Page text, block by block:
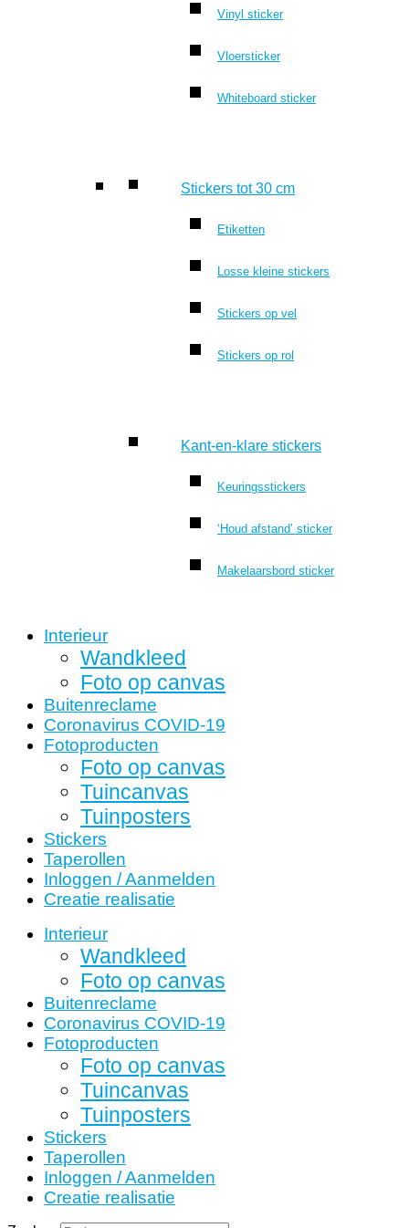
Vinyl sticker
Vloersticker
Whiteboard sticker
Stickers tot 30 cm
Etiketten
Losse kleine stickers
Stickers op vel
Stickers op rol
Kant-en-klare stickers
Keuringsstickers
‘Houd afstand’ sticker
Makelaarsbord sticker
Interieur
Wandkleed
Foto op canvas
Buitenreclame
Coronavirus COVID-19
Fotoproducten
Foto op canvas
Tuincanvas
Tuinposters
Stickers
Taperollen
Inloggen / Aanmelden
Creatie realisatie
Interieur
Wandkleed
Foto op canvas
Buitenreclame
Coronavirus COVID-19
Fotoproducten
Foto op canvas
Tuincanvas
Tuinposters
Stickers
Taperollen
Inloggen / Aanmelden
Creatie realisatie